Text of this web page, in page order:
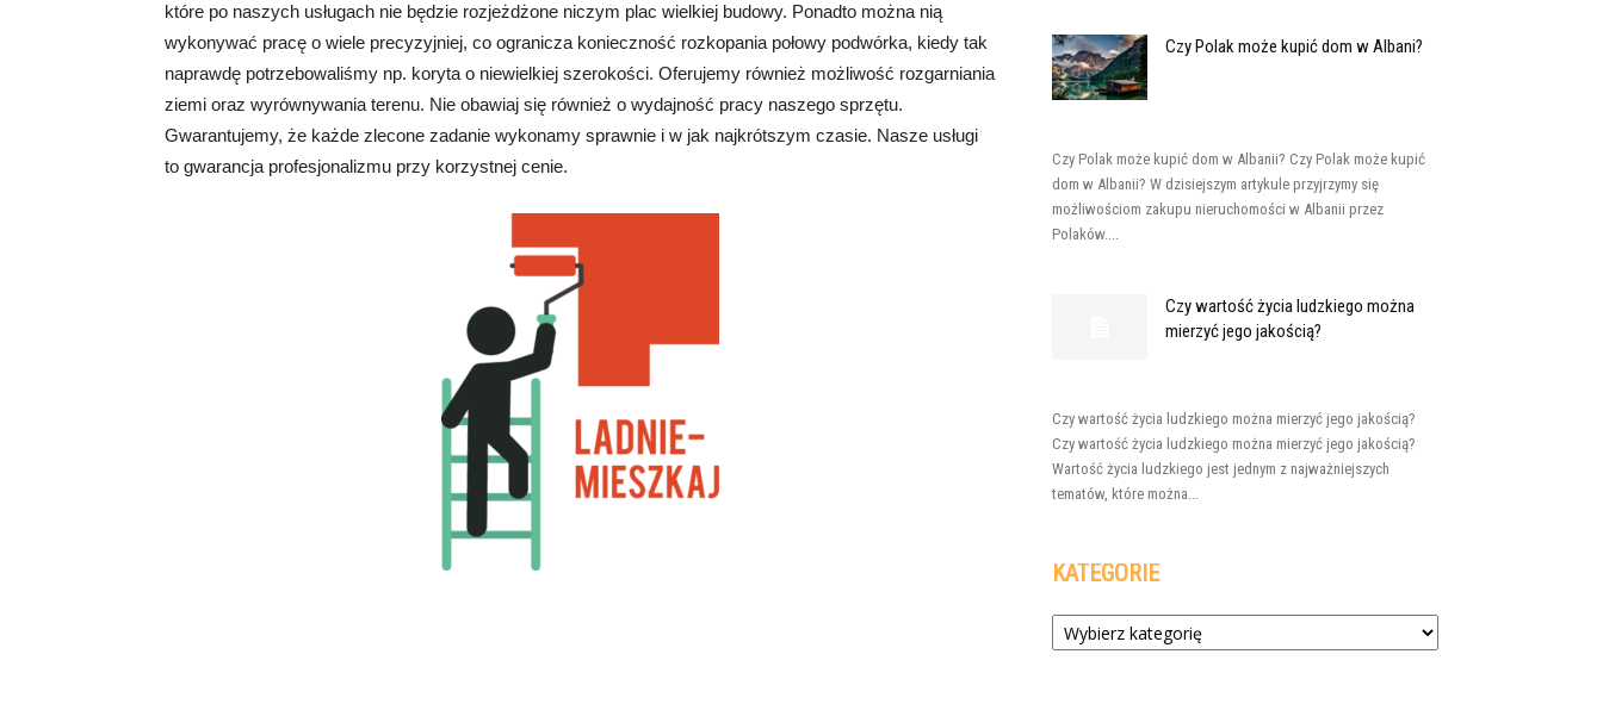
które po naszych usługach nie będzie rozjeżdżone niczym plac wielkiej budowy. Ponadto można nią
wykonywać pracę o wiele precyzyjniej, co ogranicza konieczność rozkopania połowy podwórka, kiedy tak
naprawdę potrzebowaliśmy np. koryta o niewielkiej szerokości. Oferujemy również możliwość rozgarniania
ziemi oraz wyrównywania terenu. Nie obawiaj się również o wydajność pracy naszego sprzętu.
Gwarantujemy, że każde zlecone zadanie wykonamy sprawnie i w jak najkrótszym czasie. Nasze usługi
to gwarancja profesjonalizmu przy korzystnej cenie.
Czy Polak może kupić dom w Albani?
Czy Polak może kupić dom w Albanii? Czy Polak może kupić
dom w Albanii? W dzisiejszym artykule przyjrzymy się
możliwościom zakupu nieruchomości w Albanii przez
Polaków....
Czy wartość życia ludzkiego można
mierzyć jego jakością?
Czy wartość życia ludzkiego można mierzyć jego jakością?
Czy wartość życia ludzkiego można mierzyć jego jakością?
Wartość życia ludzkiego jest jednym z najważniejszych
tematów, które można...
KATEGORIE
Kategorie